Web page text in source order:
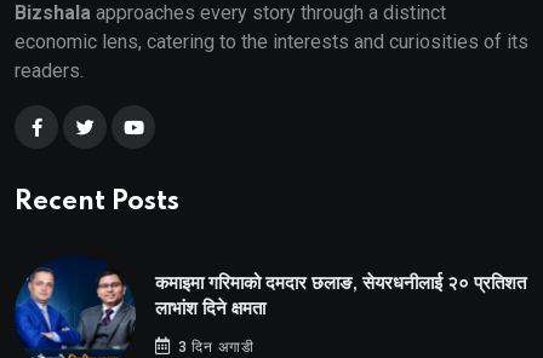
Bizshala approaches every story through a distinct
economic lens, catering to the interests and curiosities of its
readers.
Recent Posts
कमाइमा गरिमाको दमदार छलाङ, सेयरधनीलाई २० प्रतिशत
लाभांश दिने क्षमता
3 दिन अगाडी